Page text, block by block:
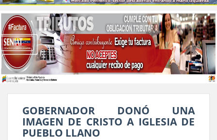
GOBERNADOR DONÓ UNA
IMAGEN DE CRISTO A IGLESIA DE
PUEBLO LLANO